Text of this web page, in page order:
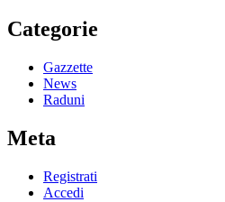
Categorie
Gazzette
News
Raduni
Meta
Registrati
Accedi